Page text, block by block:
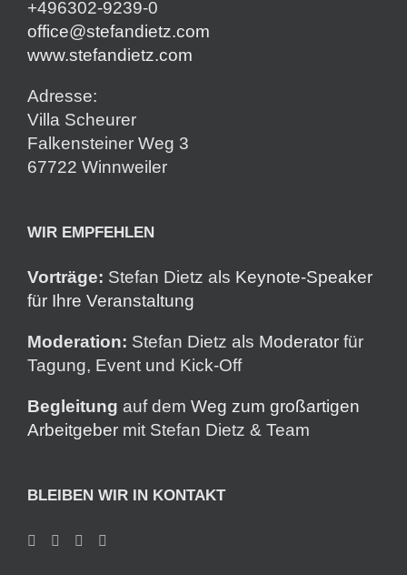
+496302-9239-0
office@stefandietz.com
www.stefandietz.com
Adresse:
Villa Scheurer
Falkensteiner Weg 3
67722 Winnweiler
WIR EMPFEHLEN
Vorträge: Stefan Dietz als Keynote-Speaker
für Ihre Veranstaltung
Moderation: Stefan Dietz als Moderator für
Tagung, Event und Kick-Off
Begleitung auf dem Weg zum großartigen
Arbeitgeber mit Stefan Dietz & Team
BLEIBEN WIR IN KONTAKT